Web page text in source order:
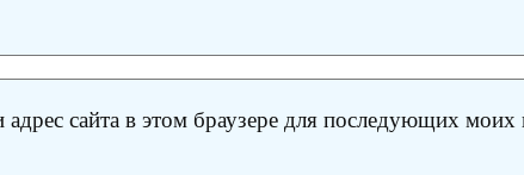
сайта в этом браузере для последующих моих